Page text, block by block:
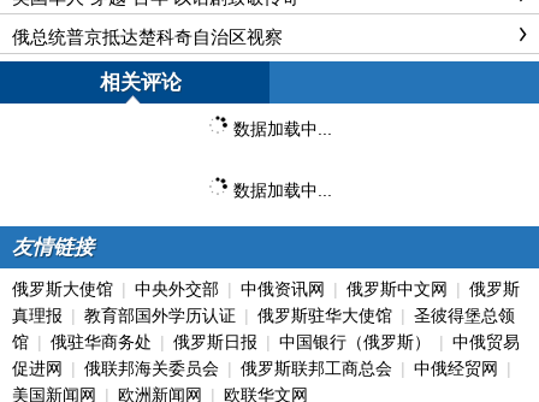
俄总统普京抵达楚科奇自治区视察
相关评论
数据加载中...
数据加载中...
友情链接
俄罗斯大使馆 | 中央外交部 | 中俄资讯网 | 俄罗斯中文网 | 俄罗斯
真理报 | 教育部国外学历认证 | 俄罗斯驻华大使馆 | 圣彼得堡总领
馆 | 俄驻华商务处 | 俄罗斯日报 | 中国银行（俄罗斯） | 中俄贸易
促进网 | 俄联邦海关委员会 | 俄罗斯联邦工商总会 | 中俄经贸网 |
美国新闻网 | 欧洲新闻网 | 欧联华文网